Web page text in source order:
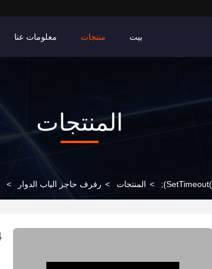
بيت منتجات معلومات عنا
المنتجات
> المنتجات > رفرف حاجز الباب الدوار >